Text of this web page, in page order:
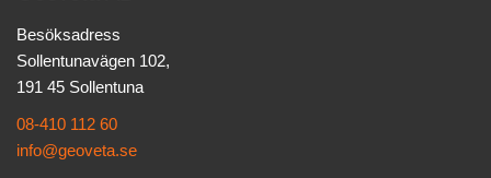
Besöksadress
Sollentunavägen 102,
191 45 Sollentuna
08-410 112 60
info@geoveta.se